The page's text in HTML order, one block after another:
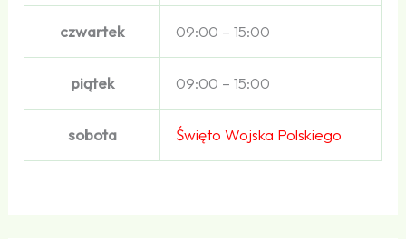
czwartek 09:00 – 15:00
piątek 09:00 – 15:00
sobota Święto Wojska Polskiego